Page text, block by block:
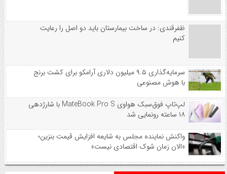
ظفرقندی: در ساخت بیمارستان باید دو اصل را رعایت
کنیم
سرمایه‌گذاری ۹.۵ میلیون دلاری آرامکو برای کشت برنج
با هوش مصنوعی
لپ‌تاپ فوق‌سبک هواوی MateBook Pro S با شارژدهی
۱۸ ساعته رونمایی شد
واکنش نماینده مجلس به شایعه افزایش قیمت بنزین؛
«الان زمان شوک اقتصادی نیست»